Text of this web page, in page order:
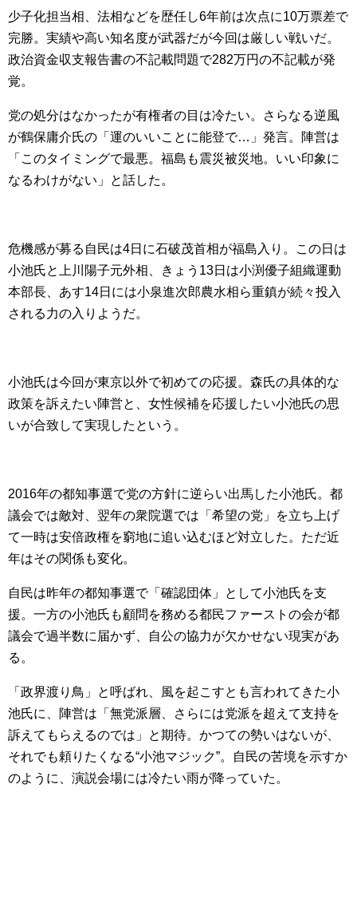
少子化担当相、法相などを歴任し6年前は次点に10万票差で
完勝。実績や高い知名度が武器だが今回は厳しい戦いだ。
政治資金収支報告書の不記載問題で282万円の不記載が発
覚。
党の処分はなかったが有権者の目は冷たい。さらなる逆風
が鶴保庸介氏の「運のいいことに能登で…」発言。陣営は
「このタイミングで最悪。福島も震災被災地。いい印象に
なるわけがない」と話した。
危機感が募る自民は4日に石破茂首相が福島入り。この日は
小池氏と上川陽子元外相、きょう13日は小渕優子組織運動
本部長、あす14日には小泉進次郎農水相ら重鎮が続々投入
される力の入りようだ。
小池氏は今回が東京以外で初めての応援。森氏の具体的な
政策を訴えたい陣営と、女性候補を応援したい小池氏の思
いが合致して実現したという。
2016年の都知事選で党の方針に逆らい出馬した小池氏。都
議会では敵対、翌年の衆院選では「希望の党」を立ち上げ
て一時は安倍政権を窮地に追い込むほど対立した。ただ近
年はその関係も変化。
自民は昨年の都知事選で「確認団体」として小池氏を支
援。一方の小池氏も顧問を務める都民ファーストの会が都
議会で過半数に届かず、自公の協力が欠かせない現実があ
る。
「政界渡り鳥」と呼ばれ、風を起こすとも言われてきた小
池氏に、陣営は「無党派層、さらには党派を超えて支持を
訴えてもらえるのでは」と期待。かつての勢いはないが、
それでも頼りたくなる“小池マジック”。自民の苦境を示すか
のように、演説会場には冷たい雨が降っていた。